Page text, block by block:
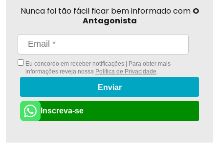
Nunca foi tão fácil ficar bem informado com O
Antagonista
Eu concordo em receber notificações | Para obter mais
informações reveja nossa Política de Privacidade
Enviar
Inscreva-se